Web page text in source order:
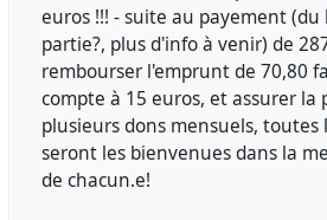
euros !!! - suite au payement
partie?, plus d'info à venir) de
rembourser l'emprunt de 70,80
compte à 15 euros, et assurer
plusieurs dons mensuels,
seront les bienvenues dans la
de chacun.e!